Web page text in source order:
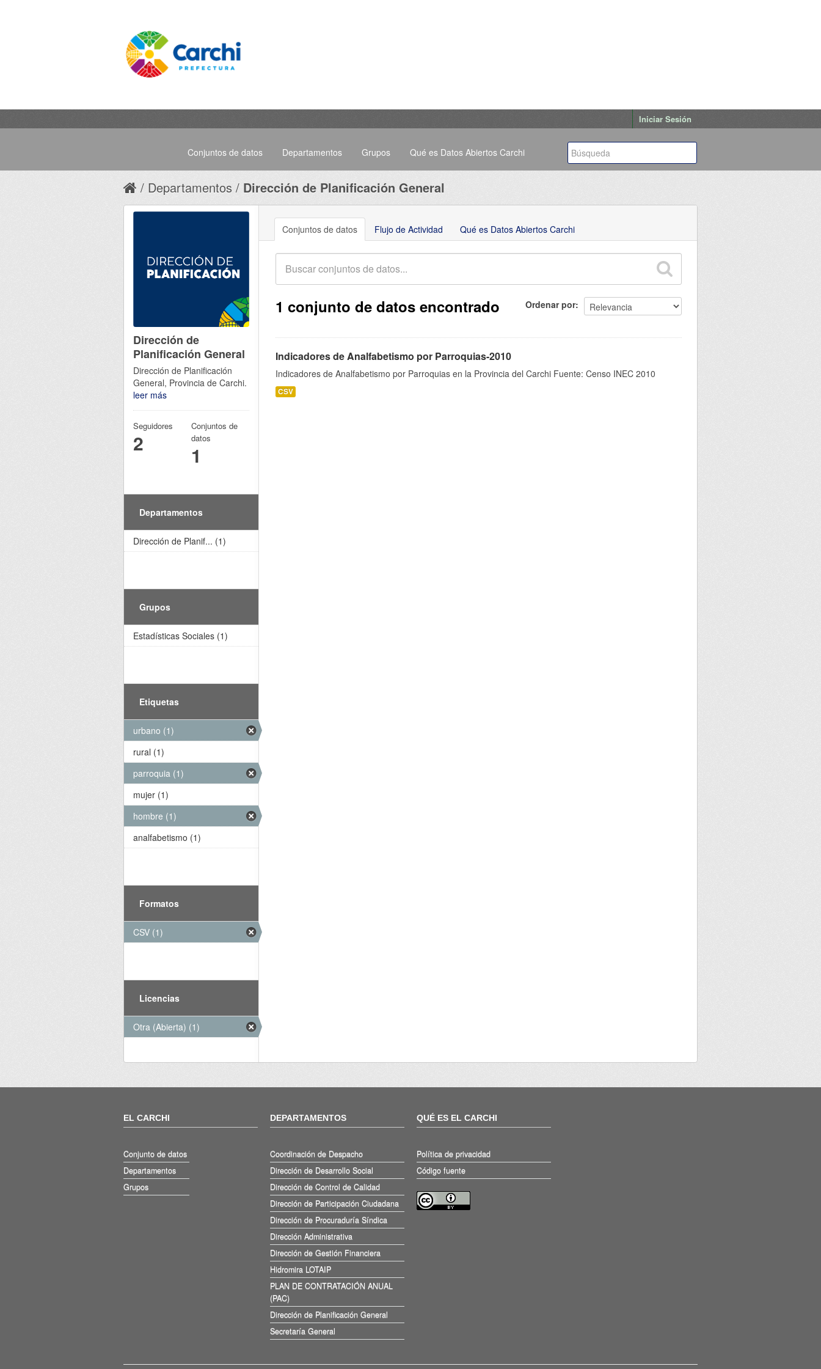
Iniciar Sesión
Conjuntos de datos Departamentos Grupos Qué es Datos Abiertos Carchi
Departamentos Dirección de Planificación General
Conjuntos de datos Flujo de Actividad Qué es Datos Abiertos Carchi
Ordenar por
1 conjunto de datos encontrado
Indicadores de Analfabetismo por Parroquias-2010
Indicadores de Analfabetismo por Parroquias en la Provincia del Carchi Fuente: Censo INEC 2010
CSV
Dirección de
Planificación General
Dirección de Planificación
General, Provincia de Carchi.
leer más
Seguidores
2
Conjuntos de
datos
1
Departamentos
Dirección de Planif... (1)
Grupos
Estadísticas Sociales (1)
Etiquetas
urbano (1)
rural (1)
parroquia (1)
mujer (1)
hombre (1)
analfabetismo (1)
Formatos
CSV (1)
Licencias
Otra (Abierta) (1)
EL CARCHI
Conjunto de datos
Departamentos
Grupos
DEPARTAMENTOS
Coordinación de Despacho
Dirección de Desarrollo Social
Dirección de Control de Calidad
Dirección de Participación Ciudadana
Dirección de Procuraduría Síndica
Dirección Administrativa
Dirección de Gestión Financiera
Hidromira LOTAIP
PLAN DE CONTRATACIÓN ANUAL
(PAC)
Dirección de Planificación General
Secretaría General
QUÉ ES EL CARCHI
Política de privacidad
Código fuente